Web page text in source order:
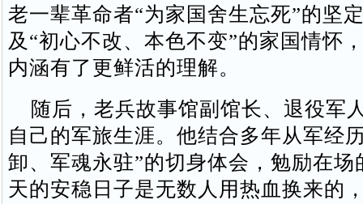
老一辈革命者“为家国舍生忘死”的坚
及“初心不改、本色不变”的家国情怀
内涵有了更鲜活的理解。
随后，老兵故事馆副馆长、退役军
自己的军旅生涯。他结合多年从军经
卸、军魂永驻”的切身体会，勉励在场
天的安稳日子是无数人用热血换来的